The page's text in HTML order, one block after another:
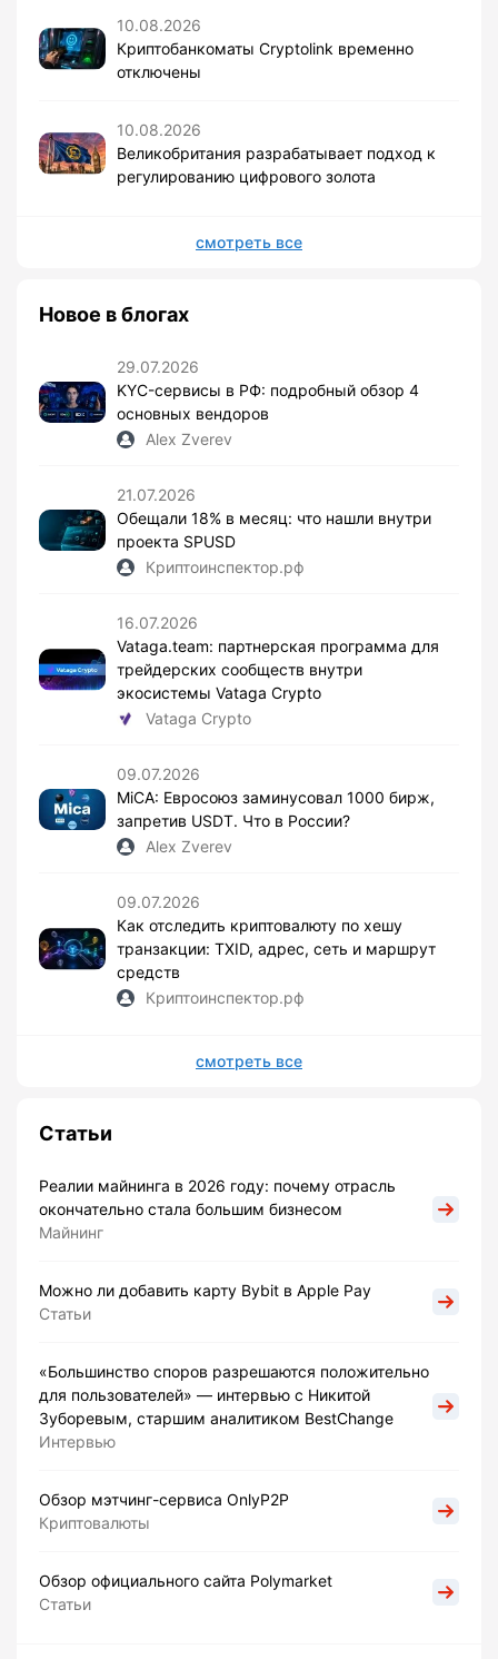
10.08.2026
Криптобанкоматы Cryptolink временно
отключены
10.08.2026
Великобритания разрабатывает подход к
регулированию цифрового золота
смотреть все
Новое в блогах
29.07.2026
KYC-сервисы в РФ: подробный обзор 4
основных вендоров
Alex Zverev
21.07.2026
Обещали 18% в месяц: что нашли внутри
проекта SPUSD
Криптоинспектор.рф
16.07.2026
Vataga.team: партнерская программа для
трейдерских сообществ внутри
экосистемы Vataga Crypto
Vataga Crypto
09.07.2026
MiCA: Евросоюз заминусовал 1000 бирж,
запретив USDT. Что в России?
Alex Zverev
09.07.2026
Как отследить криптовалюту по хешу
транзакции: TXID, адрес, сеть и маршрут
средств
Криптоинспектор.рф
смотреть все
Статьи
Реалии майнинга в 2026 году: почему отрасль
окончательно стала большим бизнесом
Майнинг
Можно ли добавить карту Bybit в Apple Pay
Статьи
«Большинство споров разрешаются положительно
для пользователей» — интервью с Никитой
Зуборевым, старшим аналитиком BestChange
Интервью
Обзор мэтчинг-сервиса OnlyP2P
Криптовалюты
Обзор официального сайта Polymarket
Статьи